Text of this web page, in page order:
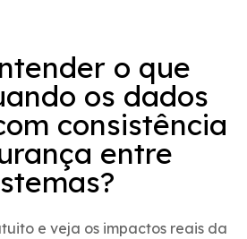
o que
os dados
consistência
entre
e veja os impactos reais da